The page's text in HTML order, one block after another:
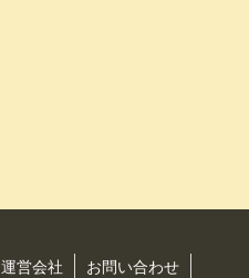
運営会社 お問い合わせ